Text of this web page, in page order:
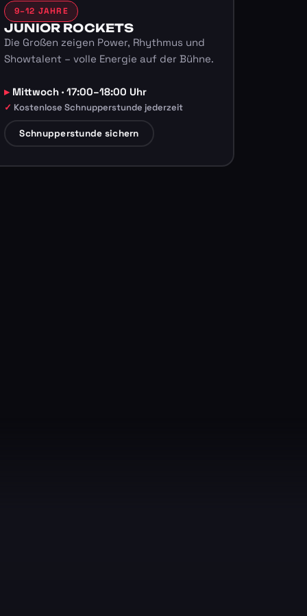
9–12 JAHRE
JUNIOR ROCKETS
Die Großen zeigen Power, Rhythmus und
Showtalent – volle Energie auf der Bühne.
Mittwoch · 17:00–18:00 Uhr
Kostenlose Schnupperstunde jederzeit
Schnupperstunde sichern